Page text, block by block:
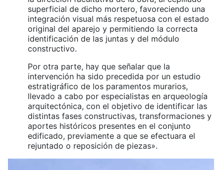
superficial de dicho mortero, favoreciendo una
integración visual más respetuosa con el estado
original del aparejo y permitiendo la correcta
identificación de las juntas y del módulo
constructivo.
Por otra parte, hay que señalar que la
intervención ha sido precedida por un estudio
estratigráfico de los paramentos murarios,
llevado a cabo por especialistas en arqueología
arquitectónica, con el objetivo de identificar las
distintas fases constructivas, transformaciones y
aportes históricos presentes en el conjunto
edificado, previamente a que se efectuara el
rejuntado o reposición de piezas».